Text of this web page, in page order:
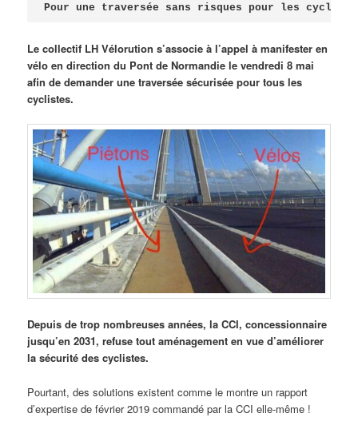
Pour une traversée sans risques pour les
Le collectif LH Vélorution s’associe à l’appel à manifester en
vélo en direction du Pont de Normandie le vendredi 8 mai
afin de demander une traversée sécurisée pour tous les
cyclistes.
Depuis de trop nombreuses années, la CCI, concessionnaire
jusqu’en 2031, refuse tout aménagement en vue d’améliorer
la sécurité des cyclistes.
Pourtant, des solutions existent comme le montre un rapport
d’expertise de février 2019 commandé par la CCI elle-même !